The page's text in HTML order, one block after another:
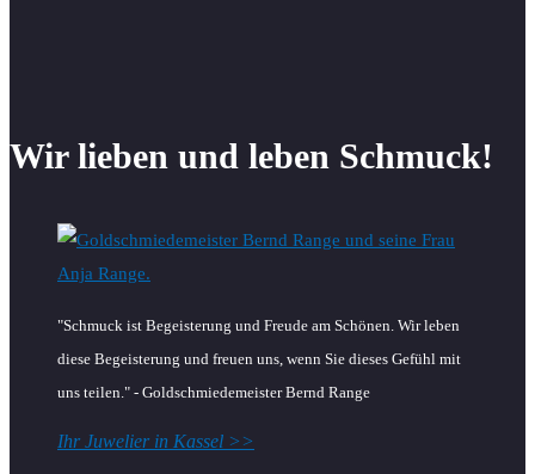
Wir lieben und leben Schmuck!
"Schmuck ist Begeisterung und Freude am Schönen. Wir leben
diese Begeisterung und freuen uns, wenn Sie dieses Gefühl mit
uns teilen." - Goldschmiedemeister Bernd Range
Ihr Juwelier in Kassel >>